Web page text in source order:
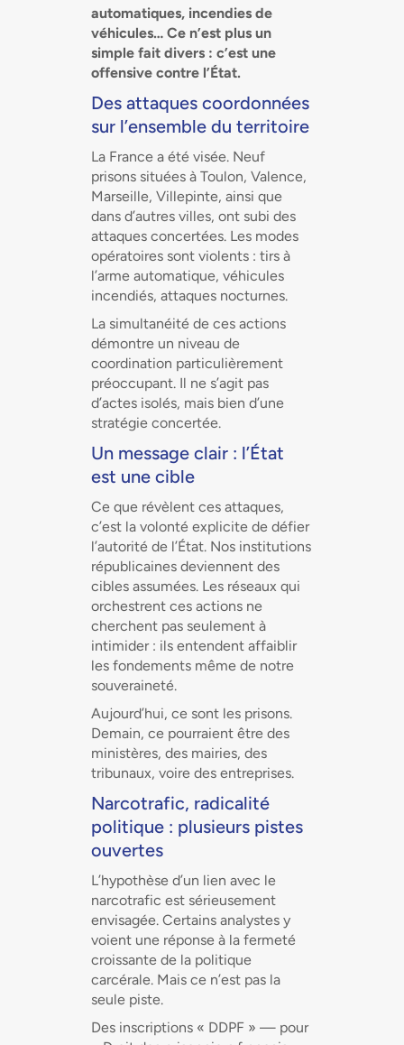
automatiques, incendies de
véhicules… Ce n’est plus un
simple fait divers : c’est une
offensive contre l’État.
Des attaques coordonnées
sur l’ensemble du territoire
La France a été visée. Neuf
prisons situées à Toulon, Valence,
Marseille, Villepinte, ainsi que
dans d’autres villes, ont subi des
attaques concertées. Les modes
opératoires sont violents : tirs à
l’arme automatique, véhicules
incendiés, attaques nocturnes.
La simultanéité de ces actions
démontre un niveau de
coordination particulièrement
préoccupant. Il ne s’agit pas
d’actes isolés, mais bien d’une
stratégie concertée.
Un message clair : l’État
est une cible
Ce que révèlent ces attaques,
c’est la volonté explicite de défier
l’autorité de l’État. Nos institutions
républicaines deviennent des
cibles assumées. Les réseaux qui
orchestrent ces actions ne
cherchent pas seulement à
intimider : ils entendent affaiblir
les fondements même de notre
souveraineté.
Aujourd’hui, ce sont les prisons.
Demain, ce pourraient être des
ministères, des mairies, des
tribunaux, voire des entreprises.
Narcotrafic, radicalité
politique : plusieurs pistes
ouvertes
L’hypothèse d’un lien avec le
narcotrafic est sérieusement
envisagée. Certains analystes y
voient une réponse à la fermeté
croissante de la politique
carcérale. Mais ce n’est pas la
seule piste.
Des inscriptions « DDPF » — pour